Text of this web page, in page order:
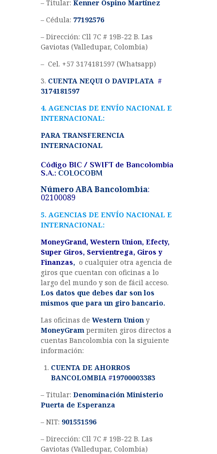
– Titular: Kenner Ospino Martínez
– Cédula: 77192576
– Dirección: Cll 7C # 19B-22 B. Las
Gaviotas (Valledupar, Colombia)
– Cel. +57 3174181597 (Whatsapp)
3. CUENTA NEQUI O DAVIPLATA #
3174181597
4. AGENCIAS DE ENVÍO NACIONAL E
INTERNACIONAL:
PARA TRANSFERENCIA
INTERNACIONAL
Código BIC / SWIFT de Bancolombia
S.A.: COLOCOBM
Número ABA Bancolombia:
02100089
5. AGENCIAS DE ENVÍO NACIONAL E
INTERNACIONAL:
MoneyGrand, Western Union, Efecty,
Super Giros, Servientrega, Giros y
Finanzas, o cualquier otra agencia de
giros que cuentan con oficinas a lo
largo del mundo y son de fácil acceso.
Los datos que debes dar son los
mismos que para un giro bancario.
Las oficinas de Western Union y
MoneyGram permiten giros directos a
cuentas Bancolombia con la siguiente
información:
CUENTA DE AHORROS
BANCOLOMBIA #19700003383
– Titular: Denominación Ministerio
Puerta de Esperanza
– NIT: 901551596
– Dirección: Cll 7C # 19B-22 B. Las
Gaviotas (Valledupar, Colombia)